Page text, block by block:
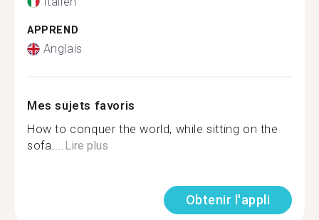
APPREND
Anglais
Mes sujets favoris
How to conquer the world, while sitting on the
sofa....Lire plus
Obtenir l'appli